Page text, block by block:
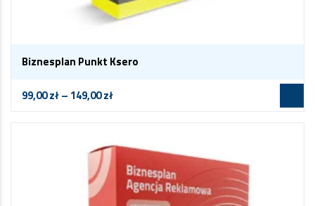
Biznesplan Punkt Ksero
99,00zł– 149,00zł